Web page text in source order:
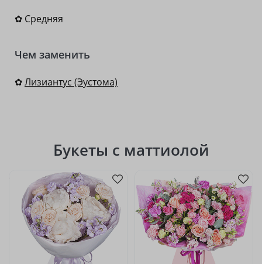
✿ Средняя
Чем заменить
✿Лизиантус (Эустома)
Букеты с маттиолой